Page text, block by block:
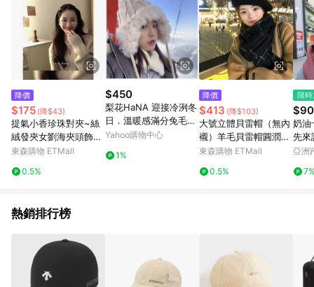
實際回饋請依LINE購物通知為主。 6. 訂單如有使用東森購物
ETMall站內之折扣優惠(包含但不限於東森幣、樂透金、東森現金
券等)，不具點數回饋資格。詳細請依東森購物ETMall之結帳頁面
顯示為準。 7. LINE購物設有「單一商品最高回饋點數」機制(特
殊活動時開放「回饋無上限」)，以同一訂單中同一商品不論件數
計算，並依訂單成立時間當下LINE購物所設定的回饋機制為準。
8. LINE購物為購物資訊整合性平台，商品資料更新會有時間差，
如顯示之商品規格、顏色、價位、贈品與東森購物ETMall銷售網
頁不符，以銷售網頁標示為準。 9. 若有贈點爭議，請務必於訂單
日期+180天以內至LINE購物客服洽詢；若超過180天(含)以上進
行申訴，恕無法贈點回饋。 10. 部分點數紅包僅限指定商品使
用，或不適用於無回饋商品。各點數紅包之適用商品與使用條件
請依點數紅包頁面規則為準。
降價
$175 (降$43)
提氣小香珍珠對夾~絲
絨發夾女劉海夾頭飾發
飾前額邊夾發卡夾子
東森購物 ETMall
0.5%
$450
梨花HaNA 迎接冷洌冬
日．溫暖感滿分兔毛針
織護耳帽子
Yahoo購物中心
1%
降價
$413 (降$103)
大號立體貝雷帽（無內
襯）羊毛貝雷帽圓潤蘑
菇顯臉小羊毛畫家帽
東森購物 ETMall
0.5%
限
奶油
先來
亞洲
熱銷排行榜